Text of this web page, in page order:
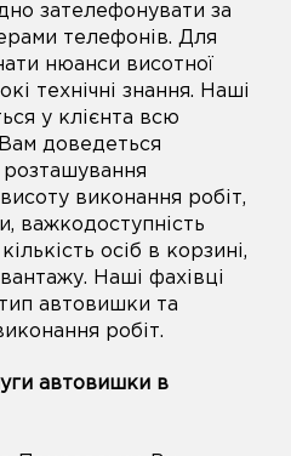
зателефонувати за
телефонів. Для
нюанси висотної
технічні знання. Наші
у клієнта всю
доведеться
виконання робіт,
важкодоступність
осіб в корзині,
Наші фахівці
автовишки та
робіт.
автовишки в